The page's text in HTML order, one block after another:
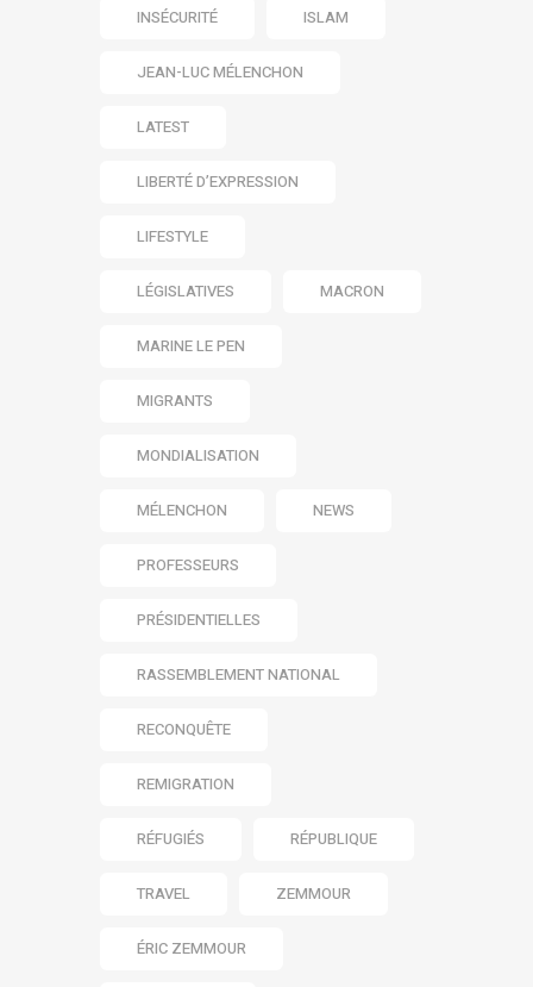
INSÉCURITÉ ISLAM
JEAN-LUC MÉLENCHON
LATEST
LIBERTÉ D’EXPRESSION
LIFESTYLE
LÉGISLATIVES MACRON
MARINE LE PEN
MIGRANTS
MONDIALISATION
MÉLENCHON NEWS
PROFESSEURS
PRÉSIDENTIELLES
RASSEMBLEMENT NATIONAL
RECONQUÊTE
REMIGRATION
RÉFUGIÉS RÉPUBLIQUE
TRAVEL ZEMMOUR
ÉRIC ZEMMOUR